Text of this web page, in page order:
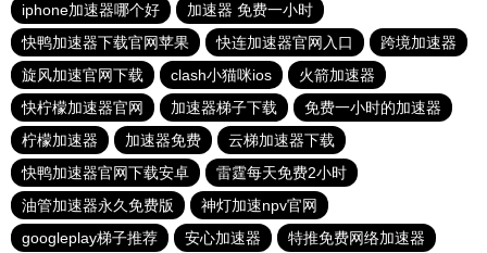
iphone加速器哪个好
加速器 免费一小时
快鸭加速器下载官网苹果
快连加速器官网入口
跨境加速器
旋风加速官网下载
clash小猫咪ios
火箭加速器
快柠檬加速器官网
加速器梯子下载
免费一小时的加速器
柠檬加速器
加速器免费
云梯加速器下载
快鸭加速器官网下载安卓
雷霆每天免费2小时
油管加速器永久免费版
神灯加速npv官网
googleplay梯子推荐
安心加速器 特推免费网络加速器